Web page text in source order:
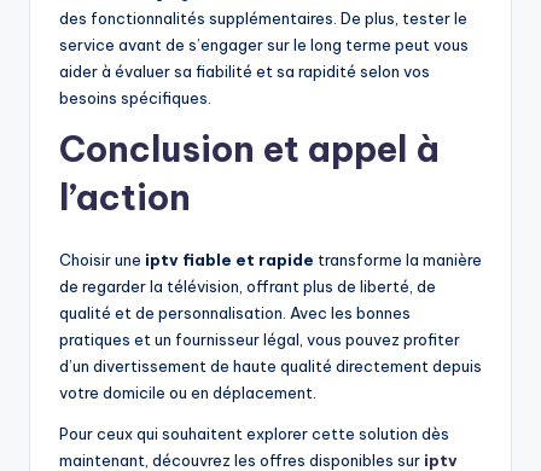
des fonctionnalités supplémentaires. De plus, tester le
service avant de s’engager sur le long terme peut vous
aider à évaluer sa fiabilité et sa rapidité selon vos
besoins spécifiques.
Conclusion et appel à
l’action
Choisir une iptv fiable et rapide transforme la manière
de regarder la télévision, offrant plus de liberté, de
qualité et de personnalisation. Avec les bonnes
pratiques et un fournisseur légal, vous pouvez profiter
d’un divertissement de haute qualité directement depuis
votre domicile ou en déplacement.
Pour ceux qui souhaitent explorer cette solution dès
maintenant, découvrez les offres disponibles sur iptv